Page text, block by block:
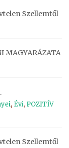
Szellemtől
MAGYARÁZATA
, Évi, POZITÍV
Szellemtől